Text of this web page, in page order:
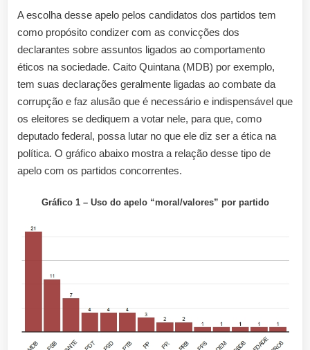
A escolha desse apelo pelos candidatos dos partidos tem
como propósito condizer com as convicções dos
declarantes sobre assuntos ligados ao comportamento
éticos na sociedade. Caito Quintana (MDB) por exemplo,
tem suas declarações geralmente ligadas ao combate da
corrupção e faz alusão que é necessário e indispensável que
os eleitores se dediquem a votar nele, para que, como
deputado federal, possa lutar no que ele diz ser a ética na
política. O gráfico abaixo mostra a relação desse tipo de
apelo com os partidos concorrentes.
Gráfico 1 – Uso do apelo “moral/valores” por partido